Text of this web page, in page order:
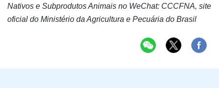
Nativos e Subprodutos Animais no WeChat: CCCFNA, site
oficial do Ministério da Agricultura e Pecuária do Brasil